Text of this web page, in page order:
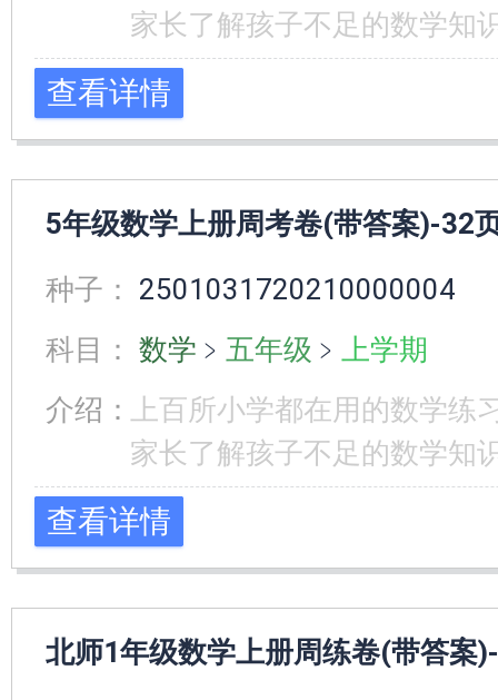
家长了解孩子不足的数学知
查看详情
5年级数学上册周考卷(带答案)-32
种子： 2501031720210000004
科目： 数学 ﹥ 五年级 ﹥ 上学期
介绍：上百所小学都在用的数学练
家长了解孩子不足的数学知
查看详情
北师1年级数学上册周练卷(带答案